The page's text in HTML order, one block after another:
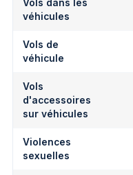
Vols dans les
véhicules
Vols de
véhicule
Vols
d'accessoires
sur véhicules
Violences
sexuelles